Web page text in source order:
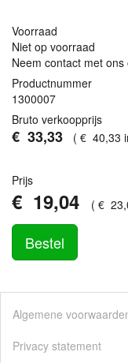
Voorraad
Niet op voorraad
Neem contact met
Productnummer
1300007
Bruto verkoopprijs
€ 33,33 ( € 40,33
Prijs
€ 19,04 ( € 23,
Bestel
Algemene
Privacy statement